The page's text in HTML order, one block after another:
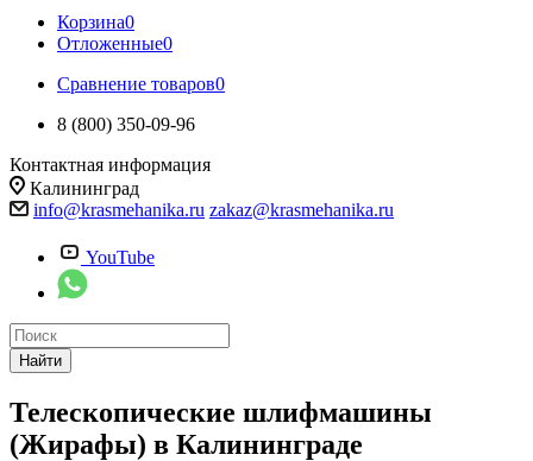
Корзина0
Отложенные0
Сравнение товаров0
8 (800) 350-09-96
Контактная информация
Калининград
info@krasmehanika.ru zakaz@krasmehanika.ru
YouTube
Найти
Телескопические шлифмашины
(Жирафы) в Калининграде